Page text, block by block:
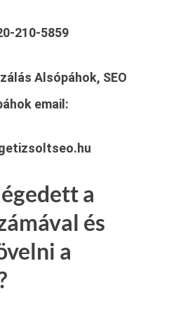
210-5859
Alsópáhok, SEO
email:
a
és
a